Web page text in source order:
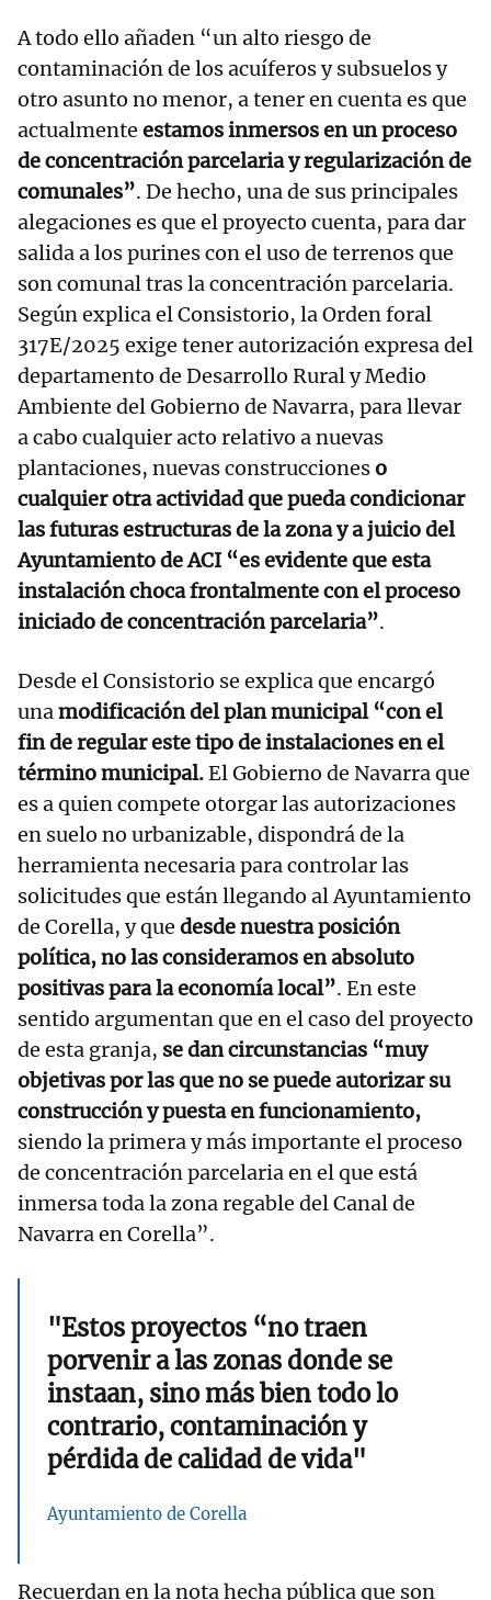
A todo ello añaden “un alto riesgo de
contaminación de los acuíferos y subsuelos y
otro asunto no menor, a tener en cuenta es que
actualmente estamos inmersos en un proceso
de concentración parcelaria y regularización de
comunales”. De hecho, una de sus principales
alegaciones es que el proyecto cuenta, para dar
salida a los purines con el uso de terrenos que
son comunal tras la concentración parcelaria.
Según explica el Consistorio, la Orden foral
317E/2025 exige tener autorización expresa del
departamento de Desarrollo Rural y Medio
Ambiente del Gobierno de Navarra, para llevar
a cabo cualquier acto relativo a nuevas
plantaciones, nuevas construccioneso
cualquier otra actividad que pueda condicionar
las futuras estructuras de la zona y a juicio del
Ayuntamiento de ACI “es evidente que esta
instalación choca frontalmente con el proceso
iniciado de concentración parcelaria”.
Desde el Consistorio se explica que encargó
unamodificación del plan municipal “con el
fin de regular este tipo de instalaciones en el
término municipal.El Gobierno de Navarra que
es a quien compete otorgar las autorizaciones
en suelo no urbanizable, dispondrá de la
herramienta necesaria para controlar las
solicitudes que están llegando al Ayuntamiento
de Corella, y que desde nuestra posición
política, no las consideramos en absoluto
positivas para la economía local”. En este
sentido argumentan que en el caso del proyecto
de esta granja, se dan circunstancias “muy
objetivas por las que no se puede autorizar su
construcción y puesta en funcionamiento,
siendo la primera y más importante el proceso
de concentración parcelaria en el que está
inmersa toda la zona regable del Canal de
Navarra en Corella”.
"Estos proyectos “no traen
porvenir a las zonas donde se
instaan, sino más bien todo lo
contrario, contaminación y
pérdida de calidad de vida"
Ayuntamiento de Corella
Recuerdan en la nota hecha pública que son